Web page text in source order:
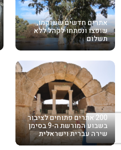
אתרים חדשים ששוקמו,
שופצו ונפתחו לקהל ללא
תשלום
200 אתרים פתוחים לציבור
בשבוע המורשת ה-9 בסימן
שירה עברית וישראלית